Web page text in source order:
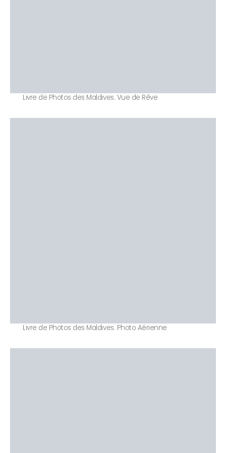
Livre de Photos des Maldives. Vue de Rêve
Livre de Photos des Maldives. Photo Aérienne